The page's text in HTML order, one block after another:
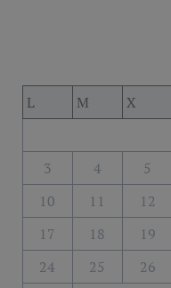
L M X
3
4 5
10
11 12
17
18 19
24
25 26